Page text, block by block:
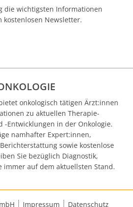
die wichtigsten Informationen
Newsletter.
bietet onkologisch tätigen Ärzt:innen
zu aktuellen Therapie-
-Entwicklungen in der Onkologie.
namhafter Expert:innen,
sowie kostenlose
Sie bezüglich Diagnostik,
immer auf dem aktuellsten Stand.
Impressum Datenschutz